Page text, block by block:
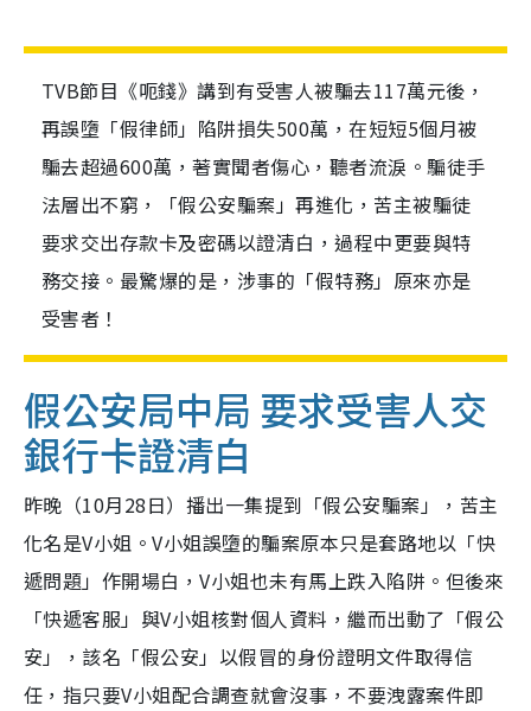
TVB節目《呃錢》講到有受害人被騙去117萬元後，
再誤墮「假律師」陷阱損失500萬，在短短5個月被
騙去超過600萬，著實聞者傷心，聽者流淚。騙徒手
法層出不窮，「假公安騙案」再進化，苦主被騙徒
要求交出存款卡及密碼以證清白，過程中更要與特
務交接。最驚爆的是，涉事的「假特務」原來亦是
受害者！
假公安局中局 要求受害人交
銀行卡證清白
昨晚（10月28日）播出一集提到「假公安騙案」，苦主
化名是V小姐。V小姐誤墮的騙案原本只是套路地以「快
遞問題」作開場白，V小姐也未有馬上跌入陷阱。但後來
「快遞客服」與V小姐核對個人資料，繼而出動了「假公
安」，該名「假公安」以假冒的身份證明文件取得信
任，指只要V小姐配合調查就會沒事，不要洩露案件即